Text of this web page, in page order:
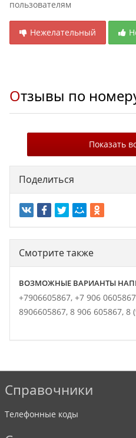
пользователям
Нежелательный
Отзывы по
Показать
Поделиться
Смотрите также
ВОЗМОЖНЫЕ ВАРИАНТЫ
+7906605867, +7 906
8906605867, 8 906 605867, 8
Справочники
Телефонные коды